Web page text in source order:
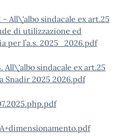
All\'albo sindacale ex art.25
di utilizzazione ed
per l’a.s. 2025_2026.pdf
sindacale ex art.25
Snadir 2025 2026.pdf